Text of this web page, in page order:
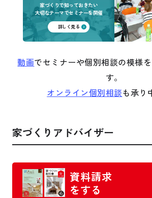
家づくりで知っておきたい
大切なテーマでセミナーを開催
詳しく見る
動画でセミナーや個別相談の模様
す。
オンライン個別相談も承り
家づくりアドバイザー
資料請求
をする